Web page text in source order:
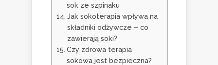
sok ze szpinaku
Jak sokoterapia wpływa na
składniki odżywcze – co
zawierają soki?
Czy zdrowa terapia
sokowa jest bezpieczna?